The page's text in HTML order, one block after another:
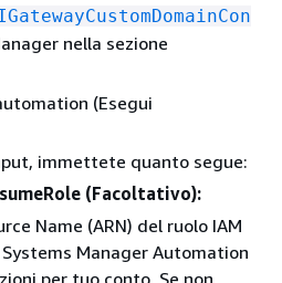
nella sezione
(Esegui
immettete quanto segue:
(Facoltativo):
Name (ARN) del ruolo IAM
Manager Automation
per tuo conto. Se non